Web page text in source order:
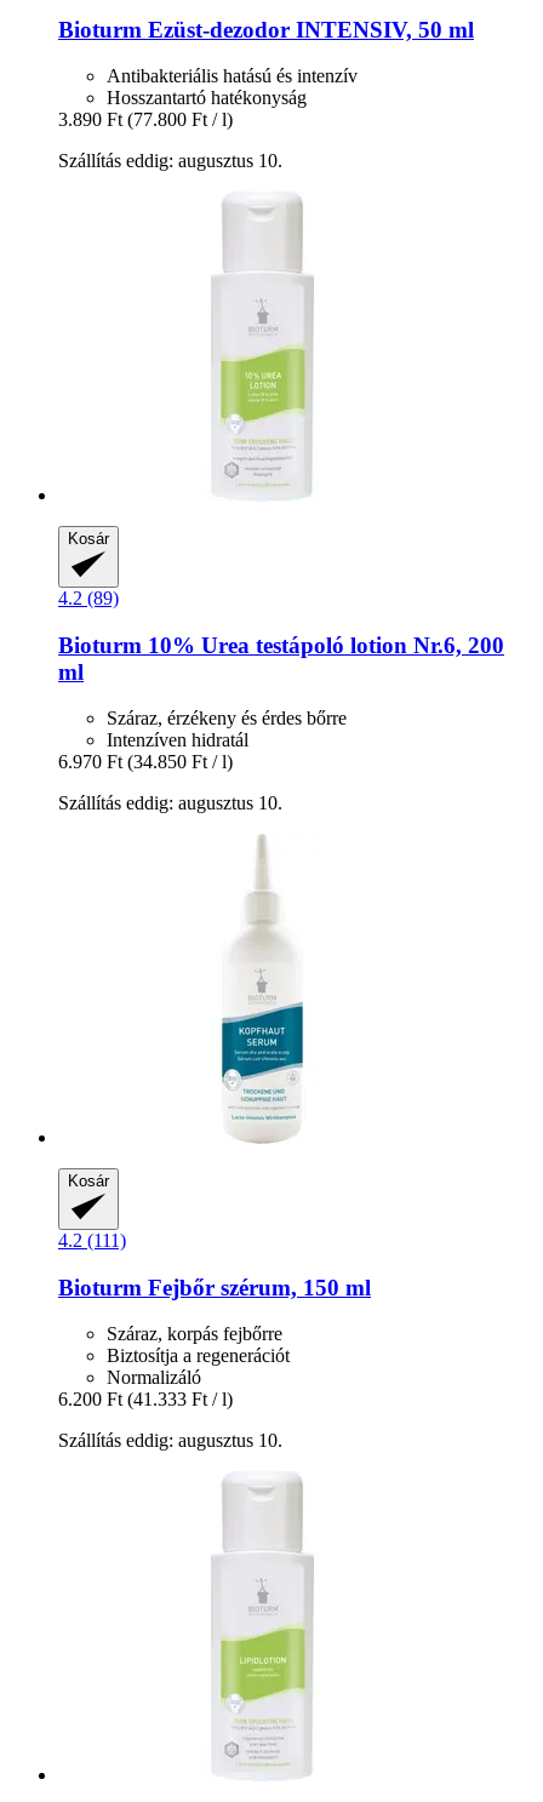
Bioturm Ezüst-​dezodor INTENSIV, 50 ml
Antibakteriális hatású és intenzív
Hosszantartó hatékonyság
3.890 Ft (77.800 Ft / l)
Szállítás eddig: augusztus 10.
Kosár
4.2 (89)
Bioturm 10% Urea testápoló lotion Nr.6, 200
ml
Száraz, érzékeny és érdes bőrre
Intenzíven hidratál
6.970 Ft (34.850 Ft / l)
Szállítás eddig: augusztus 10.
Kosár
4.2 (111)
Bioturm Fejbőr szérum, 150 ml
Száraz, korpás fejbőrre
Biztosítja a regenerációt
Normalizáló
6.200 Ft (41.333 Ft / l)
Szállítás eddig: augusztus 10.